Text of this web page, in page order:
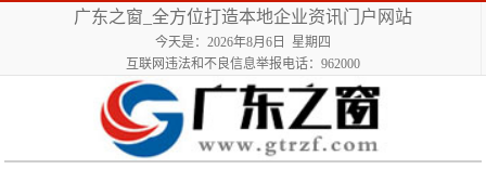
广东之窗_全方位打造本地企业资讯门户网站
今天是：2026年8月6日 星期四
互联网违法和不良信息举报电话：962000